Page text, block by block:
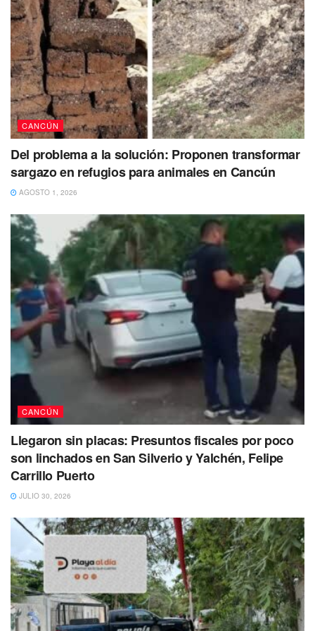
CANCÚN
Del problema a la solución: Proponen transformar
sargazo en refugios para animales en Cancún
AGOSTO 1, 2026
CANCÚN
Llegaron sin placas: Presuntos fiscales por poco
son linchados en San Silverio y Yalchén, Felipe
Carrillo Puerto
JULIO 30, 2026